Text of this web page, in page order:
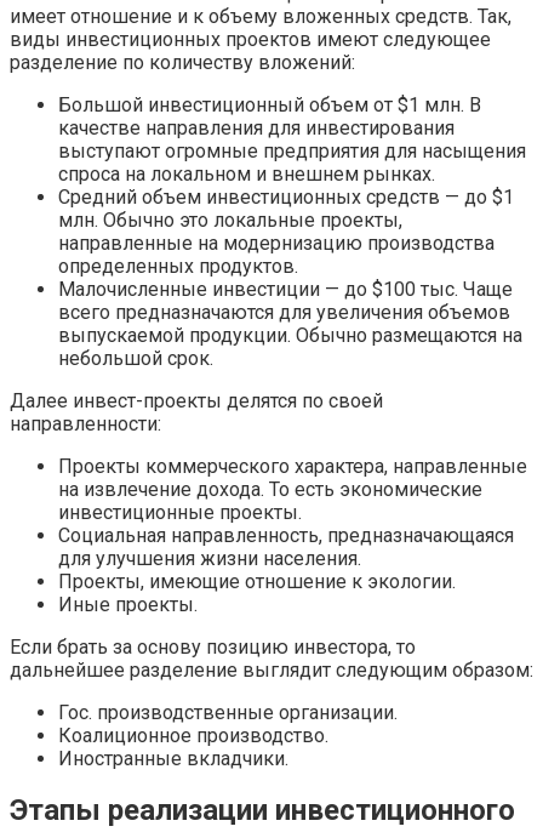
имеет отношение и к объему вложенных средств. Так,
виды инвестиционных проектов имеют следующее
разделение по количеству вложений:
Большой инвестиционный объем от $1 млн. В
качестве направления для инвестирования
выступают огромные предприятия для насыщения
спроса на локальном и внешнем рынках.
Средний объем инвестиционных средств — до $1
млн. Обычно это локальные проекты,
направленные на модернизацию производства
определенных продуктов.
Малочисленные инвестиции — до $100 тыс. Чаще
всего предназначаются для увеличения объемов
выпускаемой продукции. Обычно размещаются на
небольшой срок.
Далее инвест-проекты делятся по своей
направленности:
Проекты коммерческого характера, направленные
на извлечение дохода. То есть экономические
инвестиционные проекты.
Социальная направленность, предназначающаяся
для улучшения жизни населения.
Проекты, имеющие отношение к экологии.
Иные проекты.
Если брать за основу позицию инвестора, то
дальнейшее разделение выглядит следующим образом:
Гос. производственные организации.
Коалиционное производство.
Иностранные вкладчики.
Этапы реализации инвестиционного